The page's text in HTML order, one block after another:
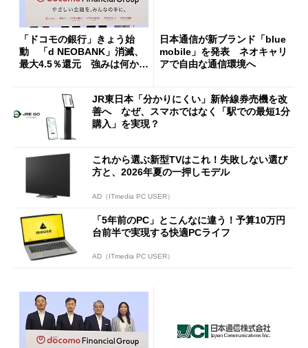
「ドコモの銀行」きょう始
動 「d NEOBANK」消滅、
最大4.5％還元 強みは何か解
日本通信が新ブランド「blue
mobile」を発表 ネオキャリ
アで自由な通信環境へ
JR東日本「分かりにくい」新幹線券売機を改
善へ なぜ、スマホではなく「駅での最短1分
購入」を実現？
これから選ぶ新型TVはこれ！失敗しない選び
方と、2026年夏の一押しモデル
AD（ITmedia PC USER）
「5年前のPC」とこんなに違う！予算10万円
台前半で実現する快適PCライフ
AD（ITmedia PC USER）